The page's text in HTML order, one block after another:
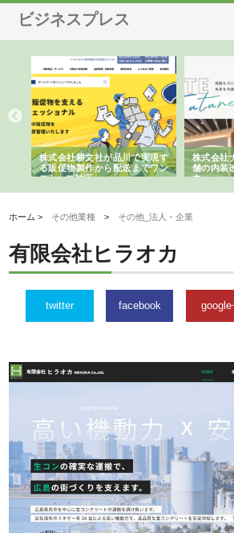
ビジネスプレス
株式会社耕文社が品川で実現す
る販促物製作から配送までワン
ストップ対応
株式会社
舗の内装
由
ホーム > その他業種 > その他_法人・企業
有限会社ヒラオカ
twitter facebook